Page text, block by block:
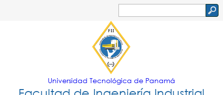
Jump to navigation
de
búsqueda
Universidad Tecnológica de Panamá